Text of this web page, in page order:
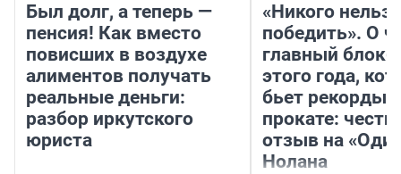
Был долг, а теперь —
пенсия! Как вместо
повисших в воздухе
алиментов получать
реальные деньги:
разбор иркутского
юриста
«Никого нельзя
победить». О
главный
этого года,
бьет рекорды в
прокате:
отзыв на
Нолана